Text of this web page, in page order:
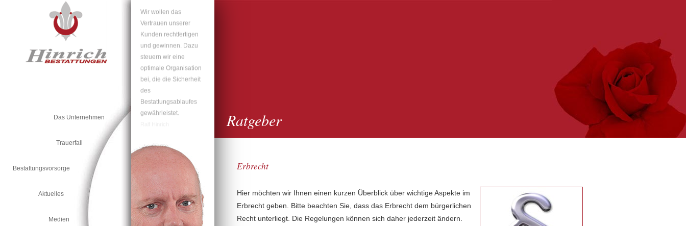
Das Unternehmen
Trauerfall
Bestattungsvorsorge
Aktuelles
Medien
Ratgeber
Erbrecht
Hier möchten wir Ihnen einen kurzen Überblick über wichtige Aspekte im
Erbrecht geben. Bitte beachten Sie, dass das Erbrecht dem bürgerlichen
Recht unterliegt. Die Regelungen können sich daher jederzeit ändern.